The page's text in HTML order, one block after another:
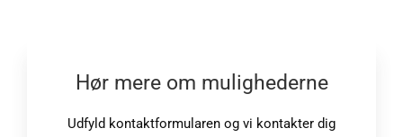
Hør mere om mulighederne
Udfyld kontaktformularen og vi kontakter dig